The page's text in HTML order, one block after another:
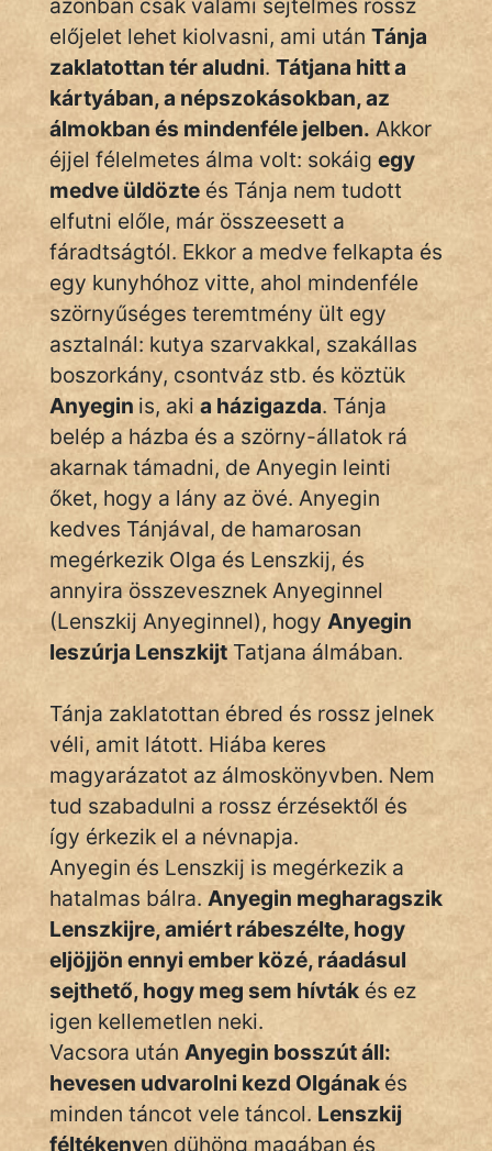
azonban csak valami sejtelmes rossz
előjelet lehet kiolvasni, ami után Tánja
zaklatottan tér aludni. Tátjana hitt a
kártyában, a népszokásokban, az
álmokban és mindenféle jelben.Akkor
éjjel félelmetes álma volt: sokáig egy
medve üldözte és Tánja nem tudott
elfutni előle, már összeesett a
fáradtságtól. Ekkor a medve felkapta és
egy kunyhóhoz vitte, ahol mindenféle
szörnyűséges teremtmény ült egy
asztalnál: kutya szarvakkal, szakállas
boszorkány, csontváz stb. és köztük
Anyegin is, aki a házigazda. Tánja
belép a házba és a szörny-állatok rá
akarnak támadni, de Anyegin leinti
őket, hogy a lány az övé. Anyegin
kedves Tánjával, de hamarosan
megérkezik Olga és Lenszkij, és
annyira összevesznek Anyeginnel
(Lenszkij Anyeginnel), hogy Anyegin
leszúrja LenszkijtTatjana álmában.
Tánja zaklatottan ébred és rossz jelnek
véli, amit látott. Hiába keres
magyarázatot az álmoskönyvben. Nem
tud szabadulni a rossz érzésektől és
így érkezik el a névnapja.
Anyegin és Lenszkij is megérkezik a
hatalmas bálra. Anyegin megharagszik
Lenszkijre, amiért rábeszélte, hogy
eljöjjön ennyi ember közé, ráadásul
sejthető, hogy meg sem hívták és ez
igen kellemetlen neki.
Vacsora után Anyegin bosszút áll:
hevesen udvarolni kezd Olgának és
minden táncot vele táncol. Lenszkij
féltékenyen dühöng magában és